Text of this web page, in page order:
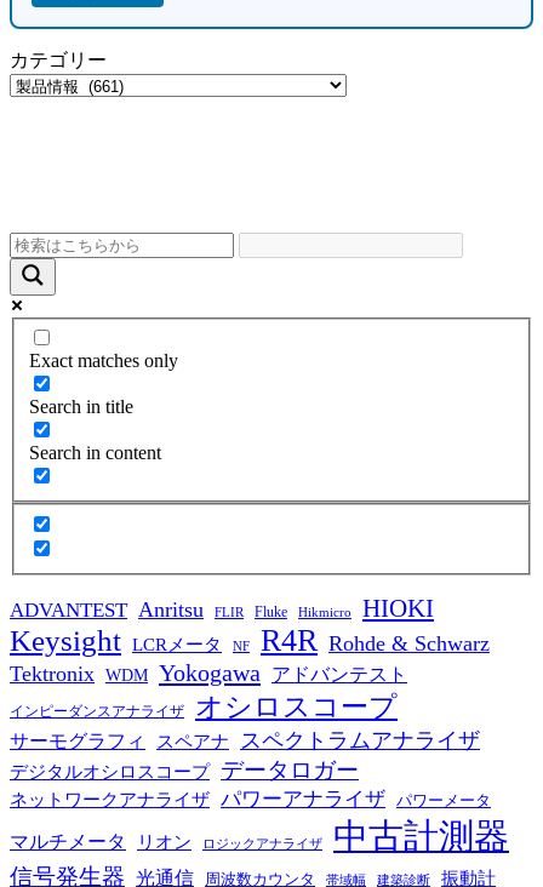
カテゴリー
Exact matches only
Search in title
Search in content
ADVANTEST Anritsu FLIR Fluke Hikmicro HIOKI
Keysight LCRメータ NF R4R Rohde & Schwarz
Tektronix WDM Yokogawa アドバンテスト
インピーダンスアナライザ オシロスコープ
サーモグラフィ スペアナ スペクトラムアナライザ
デジタルオシロスコープ データロガー
ネットワークアナライザ パワーアナライザ パワーメータ
マルチメータ リオン ロジックアナライザ 中古計測器
信号発生器 光通信 周波数カウンタ 帯域幅 建築診断
振動計